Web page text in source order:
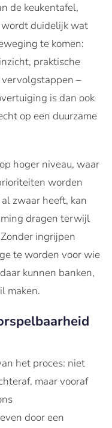
de keukentafel,
wordt duidelijk wat
te komen:
praktische
–
is dan ook
op een duurzame
hoger niveau, waar
worden
zwaar heeft, kan
dragen terwijl
ingrijpen
te worden voor wie
kunnen banken,
maken.
het proces: niet
maar vooraf
door een